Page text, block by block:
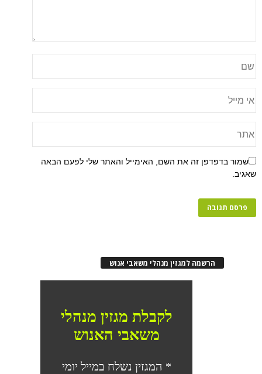
שמור בדפדפן זה את השם, האימייל והאתר שלי לפעם הבאה
שאגיב.
הרשמה למגזין מנהלי משאבי אנוש